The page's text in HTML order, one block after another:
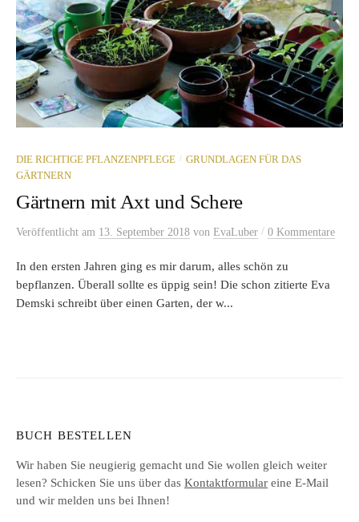
DIE RICHTIGE PFLANZENPFLEGE / GRUNDLAGEN FÜR DAS
GÄRTNERN
Gärtnern mit Axt und Schere
Veröffentlicht am 13. September 2018 von EvaLuber / 0 Kommentare
In den ersten Jahren ging es mir darum, alles schön zu
bepflanzen. Überall sollte es üppig sein! Die schon zitierte Eva
Demski schreibt über einen Garten, der w...
BUCH BESTELLEN
Wir haben Sie neugierig gemacht und Sie wollen gleich weiter
lesen? Schicken Sie uns über das Kontaktformular eine E-Mail
und wir melden uns bei Ihnen!